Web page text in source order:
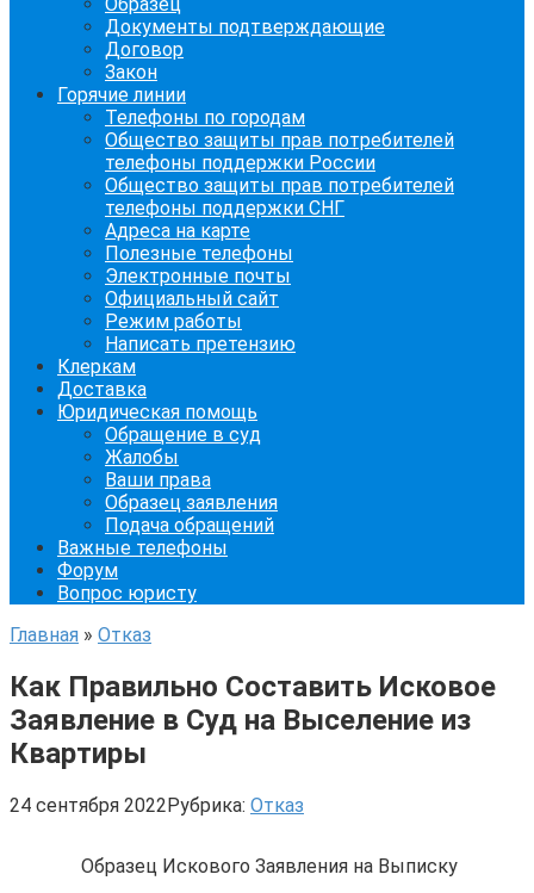
Документы подтверждающие
Договор
Закон
Горячие линии
Телефоны по городам
Общество защиты прав потребителей
телефоны поддержки России
Общество защиты прав потребителей
телефоны поддержки СНГ
Адреса на карте
Полезные телефоны
Электронные почты
Официальный сайт
Режим работы
Написать претензию
Клеркам
Доставка
Юридическая помощь
Обращение в суд
Жалобы
Ваши права
Образец заявления
Подача обращений
Важные телефоны
Форум
Вопрос юристу
Главная » Отказ
Как Правильно Составить Исковое
Заявление в Суд на Выселение из
Квартиры
24 сентября 2022Рубрика: Отказ
Образец Искового Заявления на Выписку